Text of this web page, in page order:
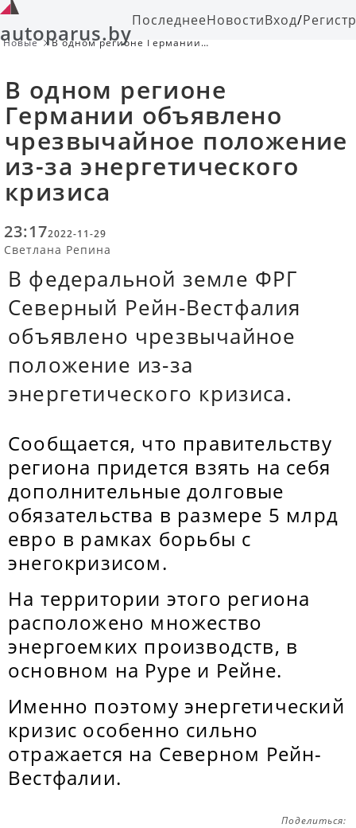
autoparus.byПоследнееНовостиВход/
Новые
В одном регионе Германии
кризиса
В одном регионе
Германии объявлено
чрезвычайное положение
из-за энергетического
кризиса
23:172022-11-29
Светлана Репина
В федеральной земле ФРГ
Северный Рейн-Вестфалия
объявлено чрезвычайное
положение из-за
энергетического кризиса.
Сообщается, что правительству
региона придется взять на себя
дополнительные долговые
обязательства в размере 5 млрд
евро в рамках борьбы с
энегокризисом.
На территории этого региона
расположено множество
энергоемких производств, в
основном на Руре и Рейне.
Именно поэтому энергетический
кризис особенно сильно
отражается на Северном Рейн-
Вестфалии.
Поделиться: